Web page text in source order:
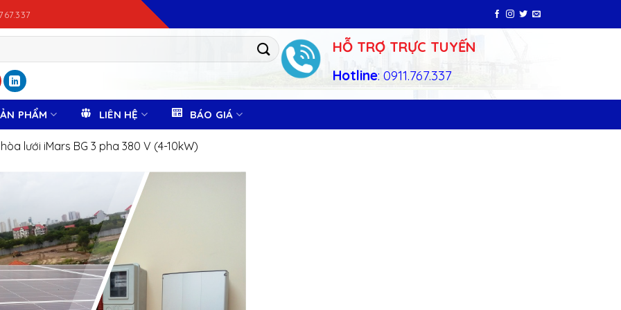
HỖ TRỢ TRỰC TUYẾN
Hotline: 0911.767.337
PHẨM LIÊN HỆ BÁO GIÁ
lưới iMars BG 3 pha 380 V (4-10kW)